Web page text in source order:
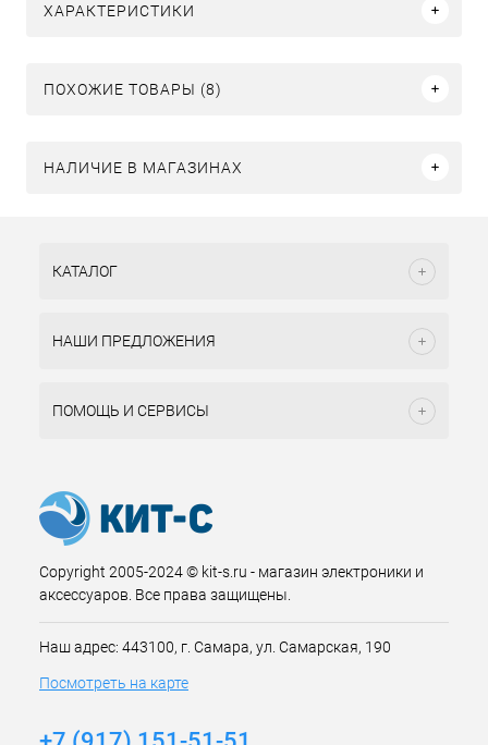
ХАРАКТЕРИСТИКИ
ПОХОЖИЕ ТОВАРЫ (8)
НАЛИЧИЕ В МАГАЗИНАХ
КАТАЛОГ
НАШИ ПРЕДЛОЖЕНИЯ
ПОМОЩЬ И СЕРВИСЫ
Copyright 2005-2024 © kit-s.ru - магазин электроники и
аксессуаров. Все права защищены.
Наш адрес: 443100, г. Самара, ул. Самарская, 190
Посмотреть на карте